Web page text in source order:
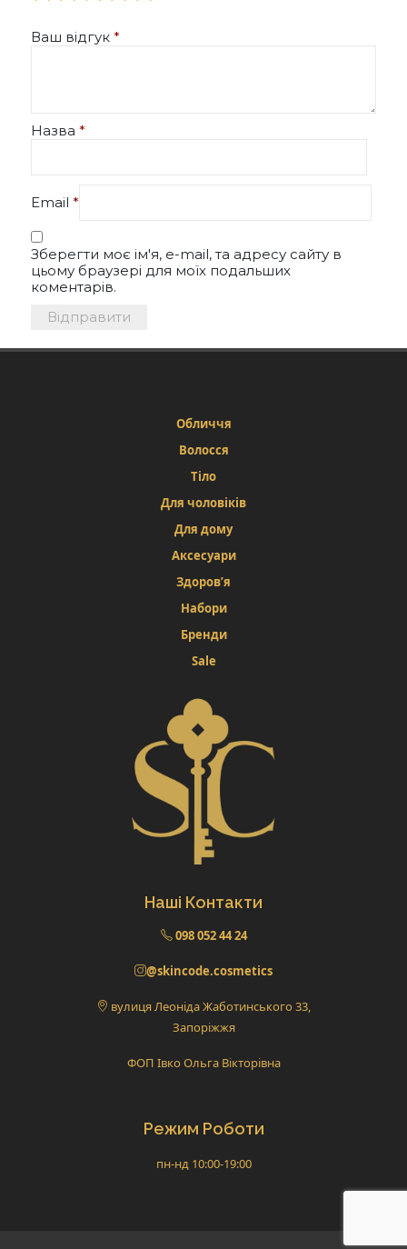
Ваш відгук *
Назва *
Email *
Зберегти моє ім'я, e-mail, та адресу сайту в
цьому браузері для моїх подальших
коментарів.
Обличчя
Волосся
Тіло
Для чоловіків
Для дому
Аксесуари
Здоров’я
Набори
Бренди
Sale
Наші Контакти
098 052 44 24
@skincode.cosmetics
вулиця Леоніда Жаботинського 33,
Запоріжжя
ФОП Івко Ольга Вікторівна
Режим Роботи
пн-нд 10:00-19:00